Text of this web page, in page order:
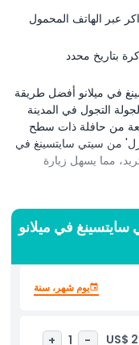
عبر الهاتف المحمول
بتاريخ محدد
في ميلانو أفضل طريقة
التجول في المدينة
من حافلة ذات سطح
من سيتي سايتسينغ في
مما يسهل زيارة
في ميلانو، يمكنك
قلعة سفورزيسكو، ومسرح
بورتا نوفا ومنطقة
ومع وجود دليل صوتي
خالية من التوتر.
في ميلانو
يوم شهر، سنة
US$
-
1
+